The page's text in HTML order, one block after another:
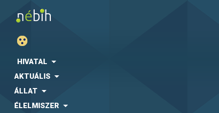
HIVATAL
AKTUÁLIS
ÁLLAT
ÉLELMISZER